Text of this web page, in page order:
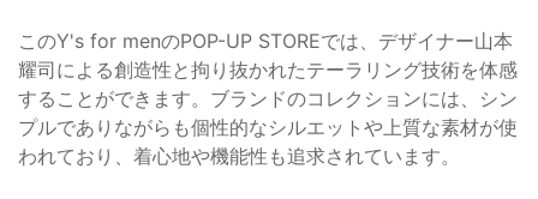
このY's for menのPOP-UP STOREでは、デザイナー山本
耀司による創造性と拘り抜かれたテーラリング技術を体感
することができます。ブランドのコレクションには、シン
プルでありながらも個性的なシルエットや上質な素材が使
われており、着心地や機能性も追求されています。